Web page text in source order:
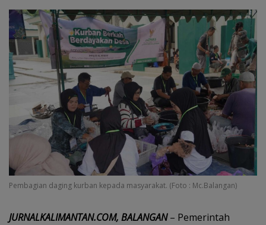
Pembagian daging kurban kepada masyarakat. (Foto : Mc.Balangan)
JURNALKALIMANTAN.COM, BALANGAN– Pemerintah